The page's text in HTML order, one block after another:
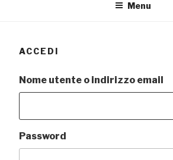
Menu
ACCEDI
Nome utente o indirizzo email
Password